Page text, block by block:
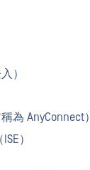
）
為 AnyConnect）
）